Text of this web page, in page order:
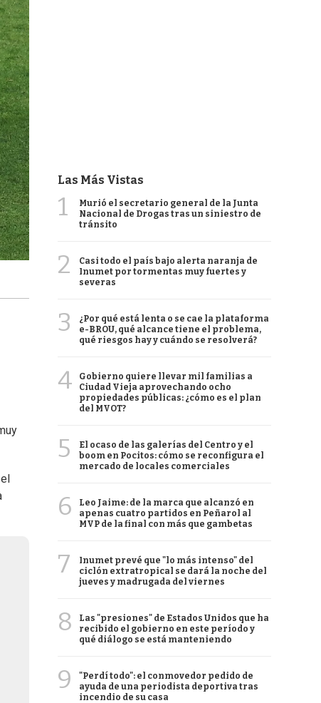
Las Más Vistas
1
Murió el secretario general de la Junta
Nacional de Drogas tras un siniestro de
tránsito
2
Casi todo el país bajo alerta naranja de
Inumet por tormentas muy fuertes y
severas
3
¿Por qué está lenta o se cae la plataforma
e-BROU, qué alcance tiene el problema,
qué riesgos hay y cuándo se resolverá?
4
Gobierno quiere llevar mil familias a
Ciudad Vieja aprovechando ocho
propiedades públicas: ¿cómo es el plan
del MVOT?
5
El ocaso de las galerías del Centro y el
boom en Pocitos: cómo se reconfigura el
mercado de locales comerciales
6
Leo Jaime: de la marca que alcanzó en
apenas cuatro partidos en Peñarol al
MVP de la final con más que gambetas
7
Inumet prevé que "lo más intenso" del
ciclón extratropical se dará la noche del
jueves y madrugada del viernes
8
Las "presiones" de Estados Unidos que ha
recibido el gobierno en este período y
qué diálogo se está manteniendo
9
"Perdí todo": el conmovedor pedido de
ayuda de una periodista deportiva tras
incendio de su casa